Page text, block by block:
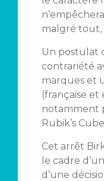
malgré tout,
Un postulat
contrariété
marques et
(française
notamment
Rubik’s
Cet arrêt
le cadre
d’une